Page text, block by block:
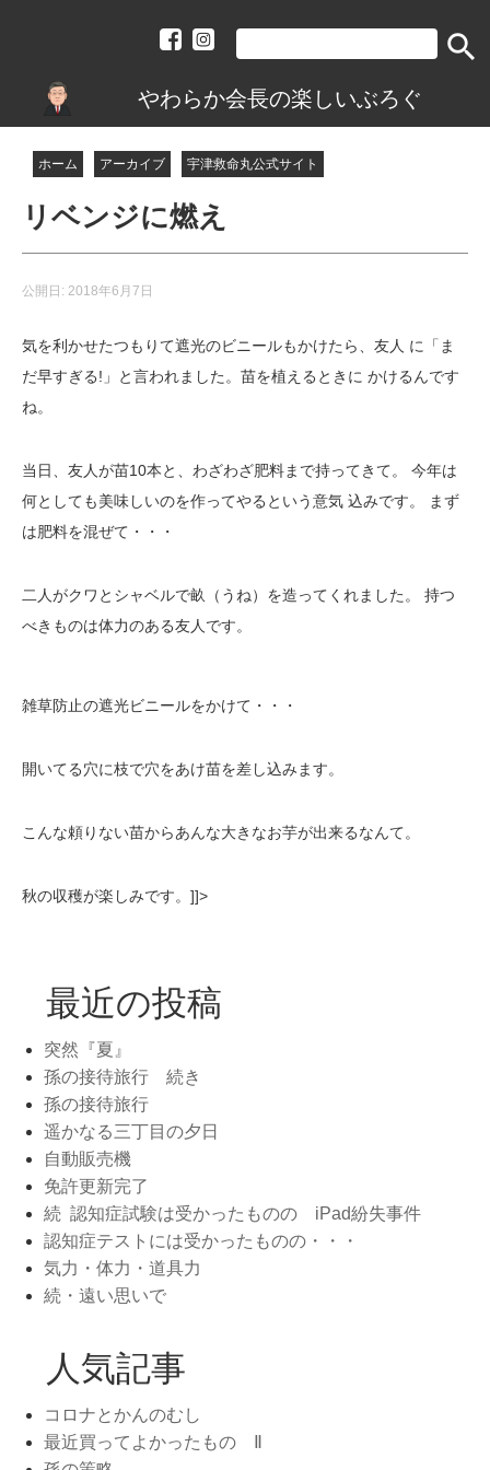
search
やわらか会長の楽しいぶろぐ
ホーム アーカイブ 宇津救命丸公式サイト
リベンジに燃え
公開日: 2018年6月7日
気を利かせたつもりて遮光のビニールもかけたら、友人 に「ま
だ早すぎる!」と言われました。苗を植えるときに かけるんです
ね。
当日、友人が苗10本と、わざわざ肥料まで持ってきて。 今年は
何としても美味しいのを作ってやるという意気 込みです。 まず
は肥料を混ぜて・・・
二人がクワとシャベルで畝（うね）を造ってくれました。 持つ
べきものは体力のある友人です。
雑草防止の遮光ビニールをかけて・・・
開いてる穴に枝で穴をあけ苗を差し込みます。
こんな頼りない苗からあんな大きなお芋が出来るなんて。
秋の収穫が楽しみです。]]>
最近の投稿
突然『夏』
孫の接待旅行 続き
孫の接待旅行
遥かなる三丁目の夕日
自動販売機
免許更新完了
続 認知症試験は受かったものの iPad紛失事件
認知症テストには受かったものの・・・
気力・体力・道具力
続・遠い思いで
人気記事
コロナとかんのむし
最近買ってよかったもの Ⅱ